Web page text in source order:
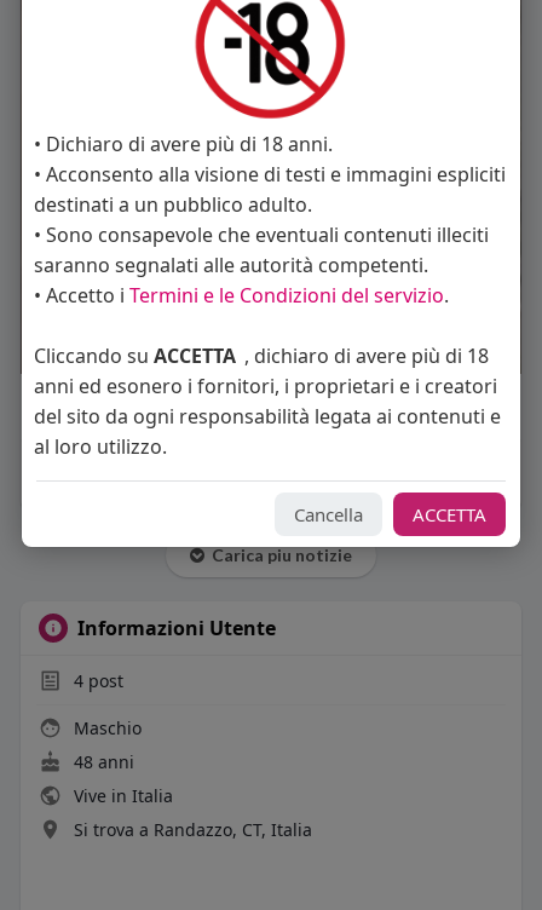
Mi piace Commento Condividi
Carica piu notizie
Informazioni Utente
4post
Maschio
48 anni
Vive in Italia
Si trova a Randazzo, CT, Italia
• Dichiaro di avere più di 18 anni.
• Acconsento alla visione di testi e immagini espliciti
destinati a un pubblico adulto.
• Sono consapevole che eventuali contenuti illeciti
saranno segnalati alle autorità competenti.
• Accetto i Termini e le Condizioni del servizio.
Cliccando su ACCETTA , dichiaro di avere più di 18
anni ed esonero i fornitori, i proprietari e i creatori
del sito da ogni responsabilità legata ai contenuti e
al loro utilizzo.
Cancella ACCETTA